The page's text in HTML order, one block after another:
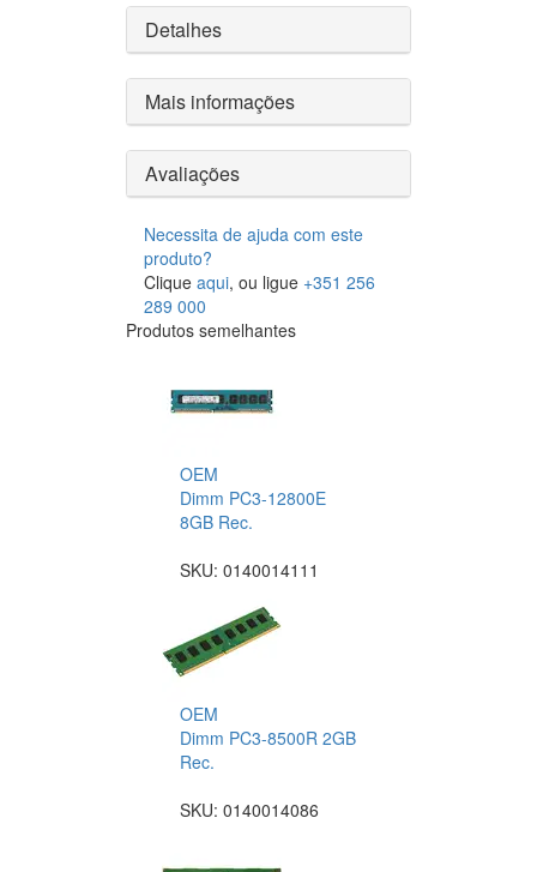
Detalhes
Mais informações
Avaliações
Necessita de ajuda com este
produto?
Clique aqui, ou ligue +351 256
289 000
Produtos semelhantes
OEM
Dimm PC3-12800E
8GB Rec.
SKU: 0140014111
OEM
Dimm PC3-8500R 2GB
Rec.
SKU: 0140014086